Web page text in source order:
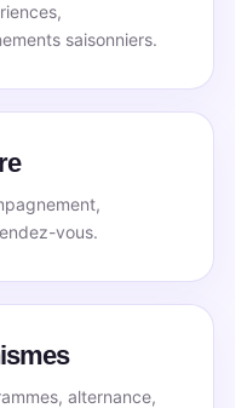
saisonniers.
vous.
alternance,